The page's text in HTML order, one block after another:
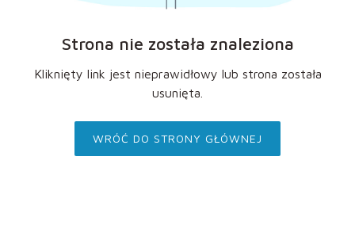
Strona nie została znaleziona
Kliknięty link jest nieprawidłowy lub strona została
usunięta.
WRÓĆ DO STRONY GŁÓWNEJ